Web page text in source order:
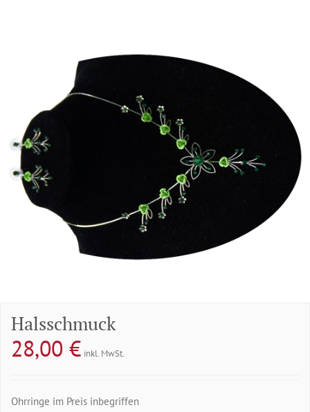
Halsschmuck
28,00 € inkl. MwSt.
Ohrringe im Preis inbegriffen